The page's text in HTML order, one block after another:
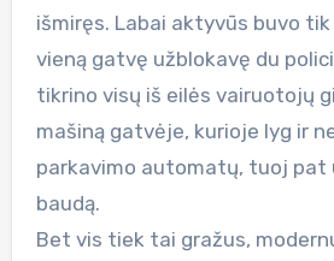
išmiręs. Labai aktyvūs buvo
vieną gatvę užblokavę du
tikrino visų iš eilės vairuotojų
mašiną gatvėje, kurioje lyg ir
parkavimo automatų, tuoj pat
baudą.
Bet vis tiek tai gražus,